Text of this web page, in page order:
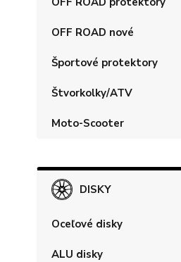
OFF ROAD nové
Športové protektory
Štvorkolky/ATV
Moto-Scooter
DISKY
Oceľové disky
ALU disky